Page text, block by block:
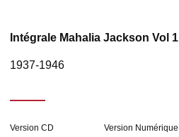
Intégrale Mahalia Jackson Vol 1
1937-1946
Version CD Version Numérique